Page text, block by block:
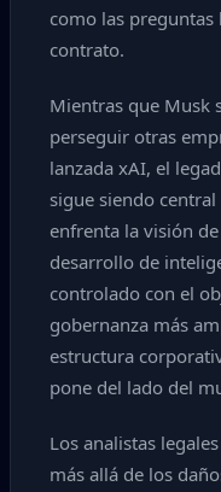
como las
contrato.
Mientras que Musk
perseguir otras
lanzada xAI, el
sigue siendo
enfrenta la visión
desarrollo de
controlado con el
gobernanza más
estructura
pone del lado del
Los analistas
más allá de los